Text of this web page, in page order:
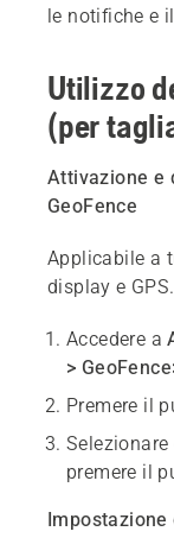
le notifiche e
Utilizzo
(per
Attivazione e
GeoFence
Applicabile a
display e GPS.
Accedere a
>
Premere il
premere il